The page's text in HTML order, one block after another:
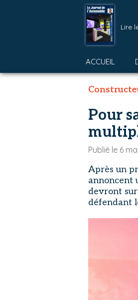
Lire
ACCUEIL
Pour
Publié le 6
Après un
annoncent
devront
défendant